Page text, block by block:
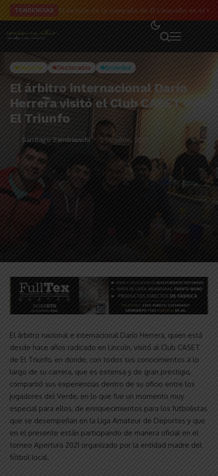
TENDENCIAS El detalle de la campaña de El Linqueño en el
Deporte Destacados Sociedad
El árbitro internacional Darío
Herrera visitó el Club CASET de
El Triunfo
Santiago Zambianchi 2 Octubre, 2021
El árbitro nacional e internacional Darío Herrera, quien está
desde hace años radicado en Lincoln, visitó al Club CASET
de El Triunfo, en donde, con todos sus conocimientos a lo
largo de su carrera, que es extensa y de gran prestigio,
compartió sus experiencias dentro de su oficio entre los
jugadores del Verde, en lo que fue un momento muy
especial para ellos, de enriquecimientos para los futbolistas
que se desempeñan en la Liga Amateur de Deportes y que
en el presente están participando de manera oficial en el
torneo Apertura 2021 organizado por la entidad madre del
fútbol local.